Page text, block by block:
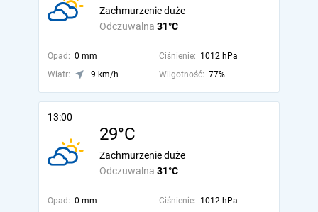
Odczuwalna 31°C
Zachmurzenie duże
Opad: 0 mm Ciśnienie: 1012 hPa
Wiatr:
9 km/h Wilgotność: 77%
13:00
29°C
Odczuwalna 31°C
Zachmurzenie duże
Opad: 0 mm Ciśnienie: 1012 hPa